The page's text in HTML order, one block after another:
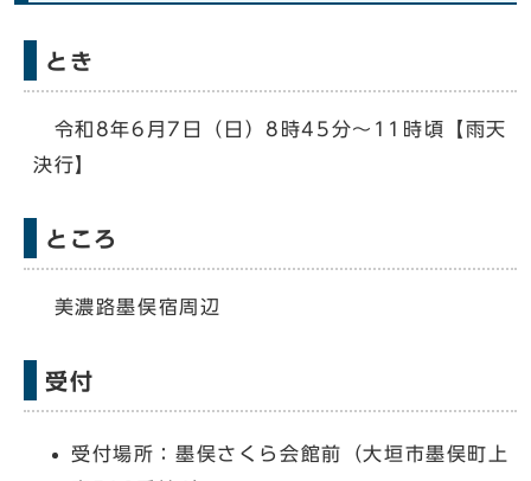
とき
令和8年6月7日（日）8時45分〜11時頃【雨天
決行】
ところ
美濃路墨俣宿周辺
受付
受付場所：墨俣さくら会館前（大垣市墨俣町上